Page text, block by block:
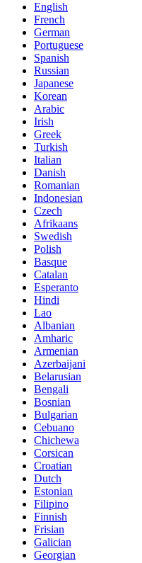
English
French
German
Portuguese
Spanish
Russian
Japanese
Korean
Arabic
Irish
Greek
Turkish
Italian
Danish
Romanian
Indonesian
Czech
Afrikaans
Swedish
Polish
Basque
Catalan
Esperanto
Hindi
Lao
Albanian
Amharic
Armenian
Azerbaijani
Belarusian
Bengali
Bosnian
Bulgarian
Cebuano
Chichewa
Corsican
Croatian
Dutch
Estonian
Filipino
Finnish
Frisian
Galician
Georgian